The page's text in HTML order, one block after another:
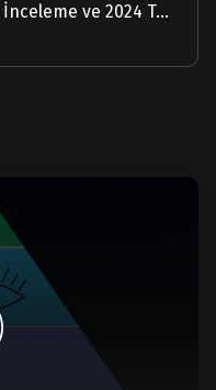
Bitcoin 2023'te: Kapsamlı Bir İnceleme ve 2024 Tahmini